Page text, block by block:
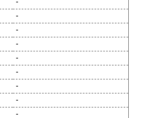
-
-
-
-
-
-
-
-